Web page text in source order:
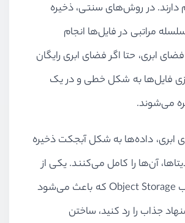
دارند. در روش‌های سنتی، ذخیره
مراتبی در فایل‌ها انجام
ابری، حتا اگر فضای ابری رایگان
فایل‌ها به شکل خطی و در یک
می‌شوند.
ابری، داده‌ها به شکل آبجکت ذخیره
آن‌ها را کامل می‌کنند. یکی از
ویژگی‌های جذاب Object Storage که باعث می‌شود
جذاب را رد کنید، ساختن